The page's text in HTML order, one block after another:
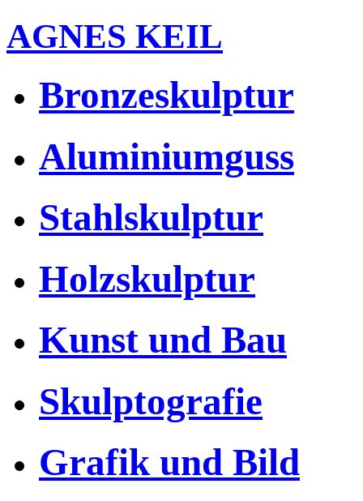
AGNES KEIL
Bronzeskulptur
Aluminiumguss
Stahlskulptur
Holzskulptur
Kunst und Bau
Skulptografie
Grafik und Bild